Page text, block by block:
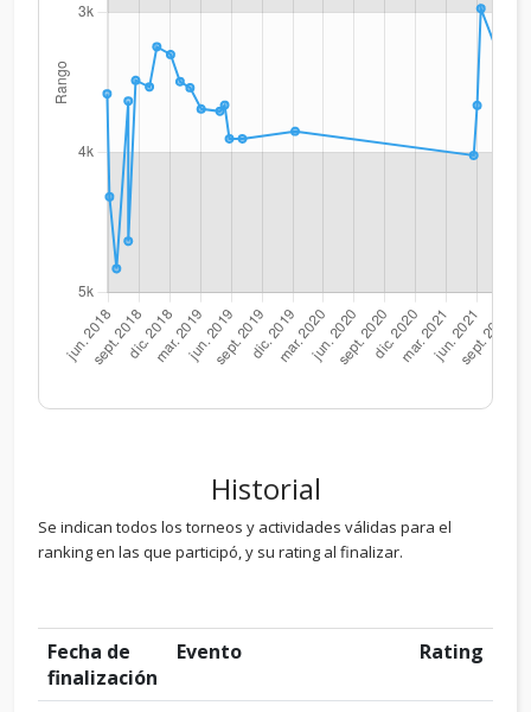
Historial
Se indican todos los torneos y actividades válidas para el
ranking en las que participó, y su rating al finalizar.
Fecha de
finalización
Evento Rating